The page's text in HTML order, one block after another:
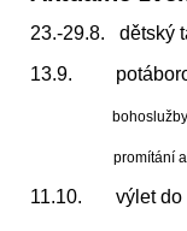
23.-29.8. dětský
13.9.
promítání a
11.10. výlet